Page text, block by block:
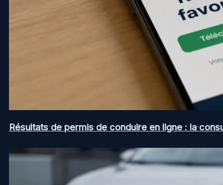
Résultats de permis de conduire en ligne : la